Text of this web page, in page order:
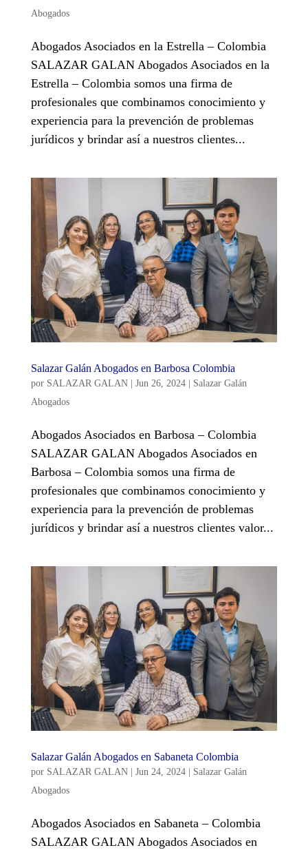
Abogados
Abogados Asociados en la Estrella – Colombia
SALAZAR GALAN Abogados Asociados en la
Estrella – Colombia somos una firma de
profesionales que combinamos conocimiento y
experiencia para la prevención de problemas
jurídicos y brindar así a nuestros clientes...
Salazar Galán Abogados en Barbosa Colombia
por SALAZAR GALAN| Jun 26, 2024| Salazar Galán
Abogados
Abogados Asociados en Barbosa – Colombia
SALAZAR GALAN Abogados Asociados en
Barbosa – Colombia somos una firma de
profesionales que combinamos conocimiento y
experiencia para la prevención de problemas
jurídicos y brindar así a nuestros clientes valor...
Salazar Galán Abogados en Sabaneta Colombia
por SALAZAR GALAN| Jun 24, 2024| Salazar Galán
Abogados
Abogados Asociados en Sabaneta – Colombia
SALAZAR GALAN Abogados Asociados en